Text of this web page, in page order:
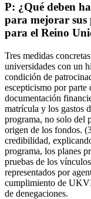
P: ¿Qué deben
para mejorar sus
para el Reino
Tres medidas
universidades con un
condición de
escepticismo por
documentación
matrícula y los gastos
programa, no solo del
origen de los fondos.
credibilidad,
programa, los planes
pruebas de los
representados por
cumplimiento de UKVI
de denegaciones.